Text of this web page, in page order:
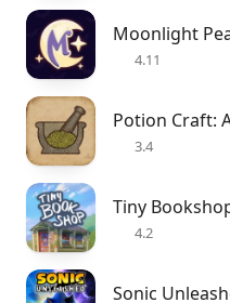
Moonlight
4.11
Potion Craft:
3.4
Tiny
4.2
Sonic